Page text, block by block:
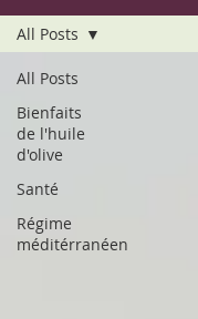
All Posts
Bienfaits
de l'huile
d'olive
Santé
Régime
méditérranéen
All Posts